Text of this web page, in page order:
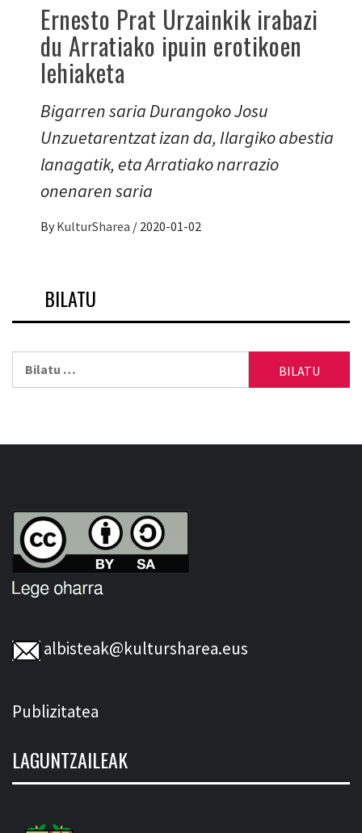
Ernesto Prat Urzainkik irabazi
du Arratiako ipuin erotikoen
lehiaketa
Bigarren saria Durangoko Josu
Unzuetarentzat izan da, Ilargiko abestia
lanagatik, eta Arratiako narrazio
onenaren saria
By KulturSharea / 2020-01-02
BILATU
albisteak@kultursharea.eus
Publizitatea
LAGUNTZAILEAK